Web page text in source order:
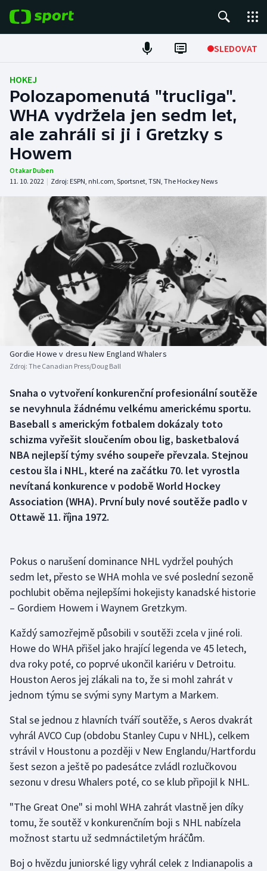
SLEDOVAT
Fotbal
Hokej
Tenis
Atletika
DALŠÍ SPORTY
Americký fotbal
Baseball a softbal
Basketbal
Biatlon
Boby a skeleton
Box
Curling
Florbal
Futsal
Gymnastika
Házená
Judo
Krasobruslení
Lyže a snowboard
Moderní pětiboj
Olympijské hry
NEPŘEHLÉDNĚTE
Soutěže
Historické návraty
Aplikace ČT sport
AZ kvíz
HOKEJ
Polozapomenutá "trucliga".
WHA vydržela jen sedm let,
ale zahráli si ji i Gretzky s
Howem
Otakar Duben
11. 10. 2022 | Zdroj: ESPN, nhl.com, Sportsnet, TSN, The Hockey News
Gordie Howe v dresu New England Whalers
Zdroj: The Canadian Press/Doug Ball
Snaha o vytvoření konkurenční profesionální soutěže
se nevyhnula žádnému velkému americkému sportu.
Baseball s americkým fotbalem dokázaly toto
schizma vyřešit sloučením obou lig, basketbalová
NBA nejlepší týmy svého soupeře převzala. Stejnou
cestou šla i NHL, které na začátku 70. let vyrostla
nevítaná konkurence v podobě World Hockey
Association (WHA). První buly nové soutěže padlo v
Ottawě 11. října 1972.
Pokus o narušení dominance NHL vydržel pouhých
sedm let, přesto se WHA mohla ve své poslední sezoně
pochlubit oběma nejlepšími hokejisty kanadské historie
– Gordiem Howem i Waynem Gretzkym.
Každý samozřejmě působili v soutěži zcela v jiné roli.
Howe do WHA přišel jako hrající legenda ve 45 letech,
dva roky poté, co poprvé ukončil kariéru v Detroitu.
Houston Aeros jej zlákali na to, že si mohl zahrát v
jednom týmu se svými syny Martym a Markem.
Stal se jednou z hlavních tváří soutěže, s Aeros dvakrát
vyhrál AVCO Cup (obdobu Stanley Cupu v NHL), celkem
strávil v Houstonu a později v New Englandu/Hartfordu
šest sezon a ještě po padesátce zvládl rozlučkovou
sezonu v dresu Whalers poté, co se klub připojil k NHL.
"The Great One" si mohl WHA zahrát vlastně jen díky
tomu, že soutěž v konkurenčním boji s NHL nabízela
možnost startu už sedmnáctiletým hráčům.
Boj o hvězdu juniorské ligy vyhrál celek z Indianapolis a